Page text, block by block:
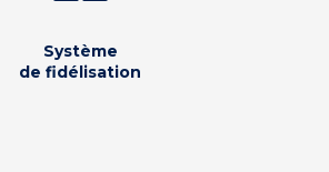
Système
de fidélisation